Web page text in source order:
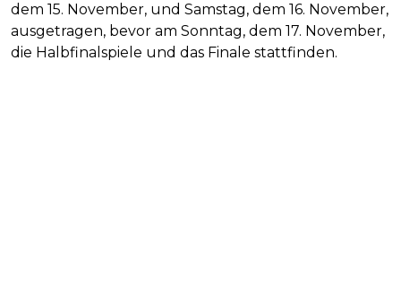
dem 15. November, und Samstag, dem 16. November,
ausgetragen, bevor am Sonntag, dem 17. November,
die Halbfinalspiele und das Finale stattfinden.